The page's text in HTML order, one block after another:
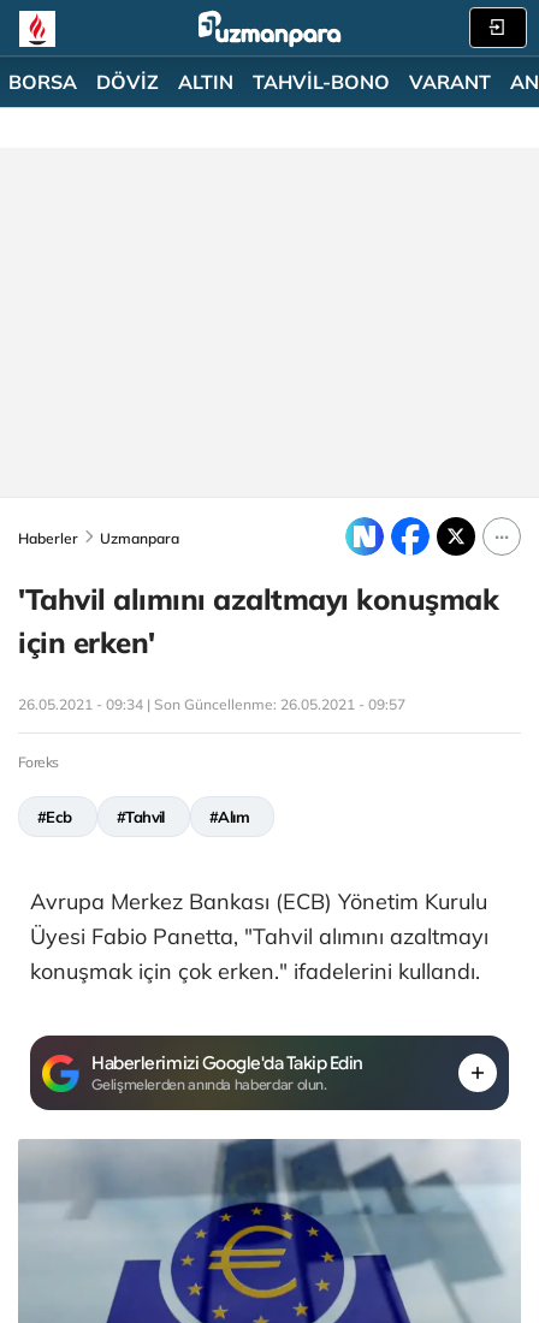
BORSA DÖVİZ ALTIN TAHVİL-BONO VARANT
Haberler Uzmanpara
'Tahvil alımını azaltmayı konuşmak
için erken'
26.05.2021 - 09:34 | Son Güncellenme: 26.05.2021 - 09:57
Foreks
#Ecb #Tahvil #Alım
Avrupa Merkez Bankası (ECB) Yönetim Kurulu
Üyesi Fabio Panetta, "Tahvil alımını azaltmayı
konuşmak için çok erken." ifadelerini kullandı.
Haberlerimizi Google'da Takip Edin
Gelişmelerden anında haberdar olun.